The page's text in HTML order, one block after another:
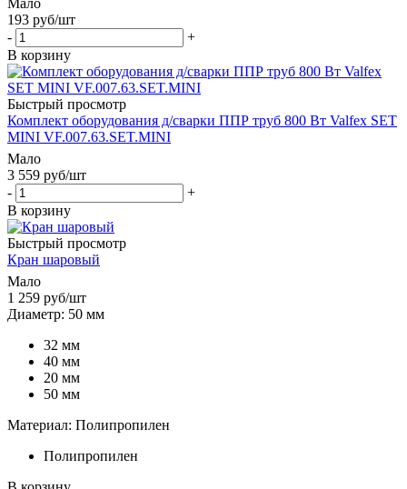
193 руб/шт
-
+
В корзину
Быстрый просмотр
Комплект оборудования д/сварки ППР труб 800 Вт Valfex SET
MINI VF.007.63.SET.MINI
Мало
3 559 руб/шт
-
+
В корзину
Быстрый просмотр
Кран шаровый
Мало
1 259 руб/шт
Диаметр: 50 мм
32 мм
40 мм
20 мм
50 мм
Материал: Полипропилен
Полипропилен